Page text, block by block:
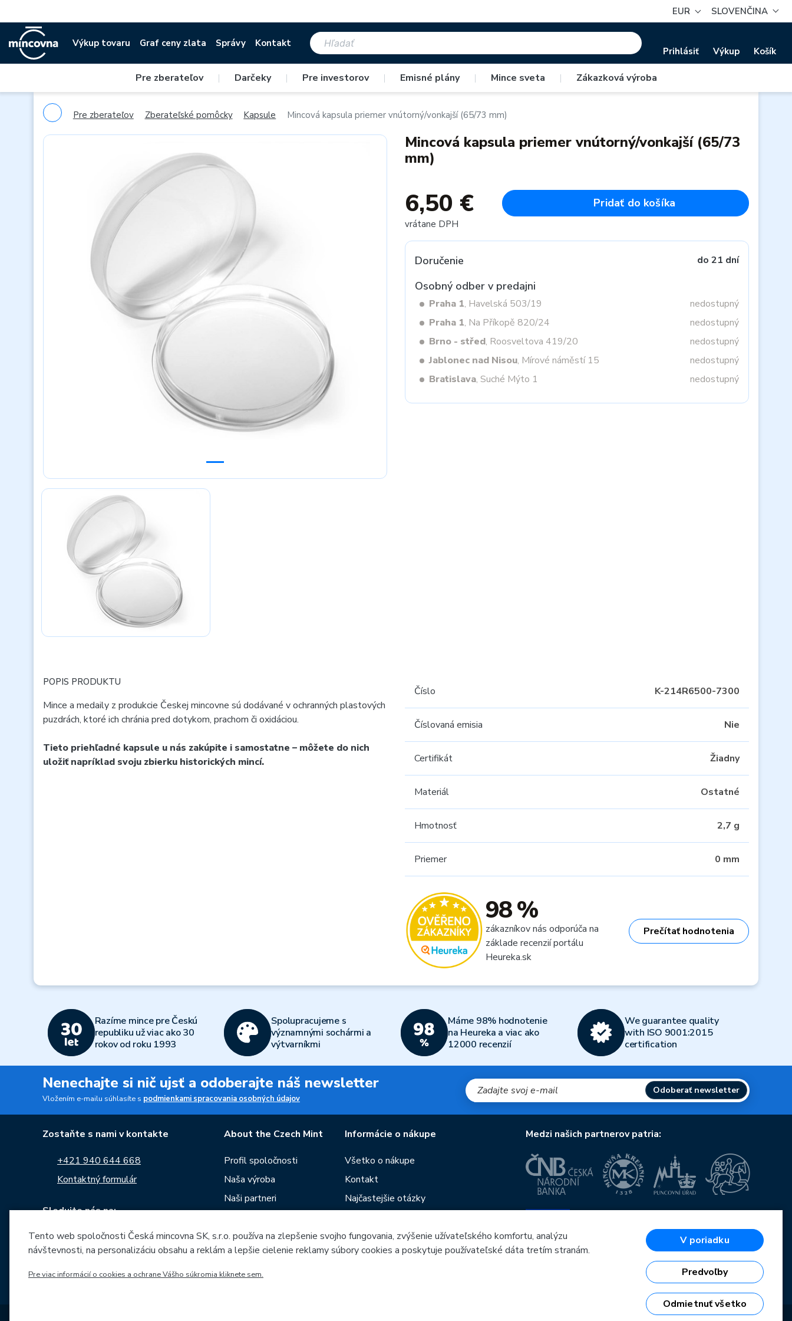
EUR SLOVENČINA
Výkup tovaru Graf ceny zlata Správy Kontakt
Prihlásiť Výkup Košík
Pre zberateľov | Darčeky | Pre investorov | Emisné plány | Mince sveta | Zákazková výroba
Pre zberateľov Zberateľské pomôcky Kapsule Mincová kapsula priemer vnútorný/vonkajší (65/73 mm)
Mincová kapsula priemer vnútorný/vonkajší (65/73
mm)
6,50 €
vrátane DPH
Pridať do košíka
Doručenie do 21 dní
Osobný odber v predajni
Praha 1, Havelská 503/19
nedostupný
Praha 1, Na Příkopě 820/24
nedostupný
Brno - střed, Roosveltova 419/20
nedostupný
Jablonec nad Nisou, Mírové náměstí 15
nedostupný
Bratislava, Suché Mýto 1 nedostupný
POPIS PRODUKTU
Mince a medaily z produkcie Českej mincovne sú dodávané v ochranných plastových
puzdrách, ktoré ich chránia pred dotykom, prachom či oxidáciou.
Tieto priehľadné kapsule u nás zakúpite i samostatne – môžete do nich
uložiť napríklad svoju zbierku historických mincí.
Číslo K-214R6500-7300
Číslovaná emisia Nie
Certifikát Žiadny
Materiál Ostatné
Hmotnosť 2,7 g
Priemer 0 mm
98 %
zákazníkov nás odporúča na
základe recenzií portálu
Heureka.sk
Prečítať hodnotenia
Razíme mince pre Českú
republiku už viac ako 30
rokov od roku 1993
Spolupracujeme s
významnými sochármi a
výtvarníkmi
Máme 98% hodnotenie
na Heureka a viac ako
12000 recenzií
We guarantee quality
with ISO 9001:2015
certification
Nenechajte si nič ujsť a odoberajte náš newsletter
Vložením e-mailu súhlasíte s podmienkami spracovania osobných údajov
Odoberať newsletter
Zostaňte s nami v kontakte
+421 940 644 668
Kontaktný formulár
Sledujte nás na:
About the Czech Mint
Profil spoločnosti
Naša výroba
Naši partneri
Správy
Na stiahnutie
Archív razieb
Informácie o nákupe
Všetko o nákupe
Kontakt
Najčastejšie otázky
Predajne Českej mincovne
Poradca
Medzi našich partnerov patria:
OP Podnikanie a inovácie pre konkurencieschopnosť
Európska únia
Európsky fond pre regionálny rozvoj
Investície do vašej budúcnosti
Tento web spoločnosti Česká mincovna SK, s.r.o. používa na zlepšenie svojho fungovania, zvýšenie užívateľského komfortu, analýzu
návštevnosti, na personalizáciu obsahu a reklám a lepšie cielenie reklamy súbory cookies a poskytuje používateľské dáta tretím stranám.
Pre viac informácií o cookies a ochrane Vášho súkromia kliknete sem.
V poriadku
Predvoľby
Odmietnuť všetko